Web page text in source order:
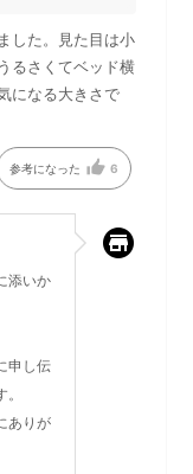
した。見た目は小
るさくてベッド横
になる大きさで
参考になった 6
添いか
申し伝
ありが